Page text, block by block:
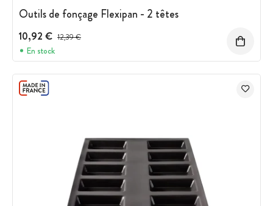
Outils de fonçage Flexipan - 2 têtes
10,92 € Prix avant réduction :
12,39 €
En stock